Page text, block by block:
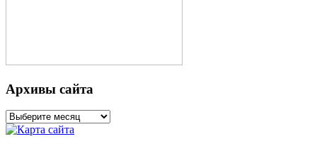
Архивы сайта
Архивы
сайта